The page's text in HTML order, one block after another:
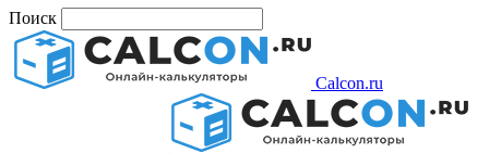
Поиск
Calcon.ru